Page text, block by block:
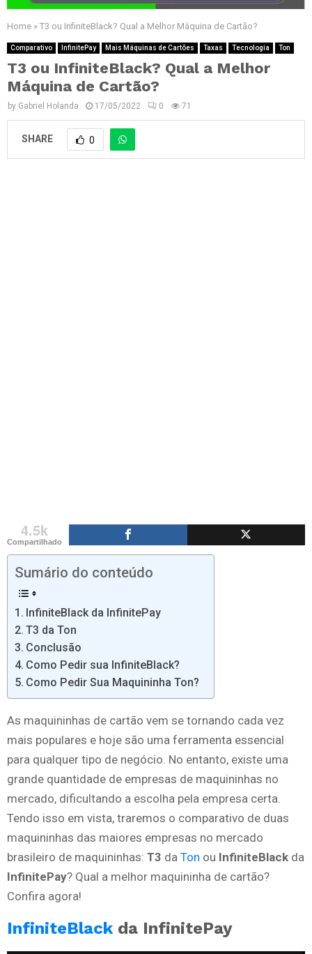
Home » T3 ou InfiniteBlack? Qual a Melhor Máquina de Cartão?
Comparativo InfinitePay Mais Máquinas de Cartões Taxas Tecnologia Ton
T3 ou InfiniteBlack? Qual a Melhor
Máquina de Cartão?
by Gabriel Holanda 17/05/2022 0 71
SHARE 0
4.5k
Compartilhado
Sumário do conteúdo
InfiniteBlack da InfinitePay
T3 da Ton
Conclusão
Como Pedir sua InfiniteBlack?
Como Pedir Sua Maquininha Ton?
As maquininhas de cartão vem se tornando cada vez
mais populares e hoje são uma ferramenta essencial
para qualquer tipo de negócio. No entanto, existe uma
grande quantidade de empresas de maquininhas no
mercado, dificultando a escolha pela empresa certa.
Tendo isso em vista, traremos o comparativo de duas
maquininhas das maiores empresas no mercado
brasileiro de maquininhas: T3 da Ton ou InfiniteBlack da
InfinitePay? Qual a melhor maquininha de cartão?
Confira agora!
InfiniteBlackda InfinitePay